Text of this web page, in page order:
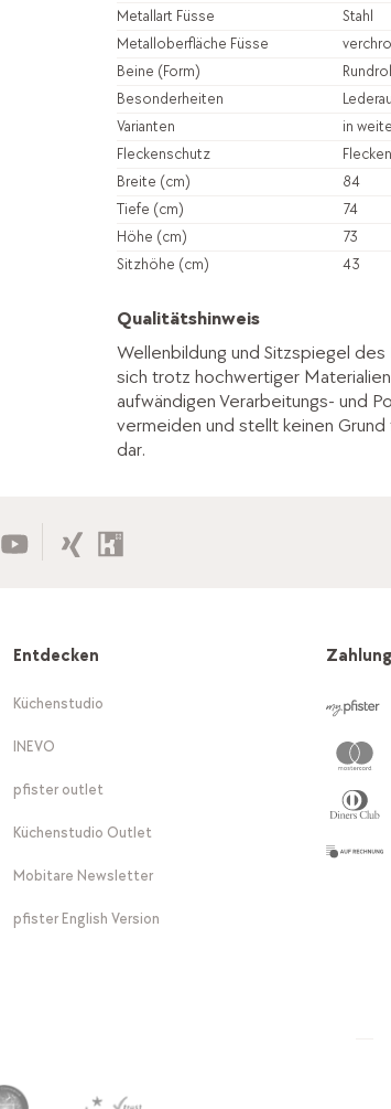
Metallart Füsse
Stahl
Metalloberfläche Füsse
Beine (Form)
Besonderheiten
Varianten
in
Fleckenschutz
Breite (cm)
84
Tiefe (cm)
74
Höhe (cm)
73
Sitzhöhe (cm)
43
Qualitätshinweis
Wellenbildung und Sitzspiegel
sich trotz hochwertiger
aufwändigen Verarbeitungs- und
vermeiden und stellt keinen Grund
dar.
Entdecken
Küchenstudio
INEVO
pfister outlet
Küchenstudio Outlet
Mobitare Newsletter
pfister English Version